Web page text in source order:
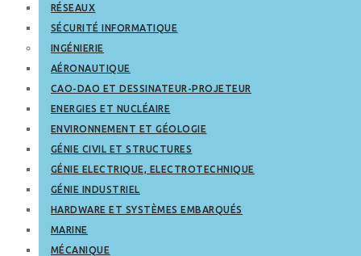
RÉSEAUX
SÉCURITÉ INFORMATIQUE
INGÉNIERIE
AÉRONAUTIQUE
CAO-DAO ET DESSINATEUR-PROJETEUR
ENERGIES ET NUCLÉAIRE
ENVIRONNEMENT ET GÉOLOGIE
GÉNIE CIVIL ET STRUCTURES
GÉNIE ELECTRIQUE, ELECTROTECHNIQUE
GÉNIE INDUSTRIEL
HARDWARE ET SYSTÈMES EMBARQUÉS
MARINE
MÉCANIQUE